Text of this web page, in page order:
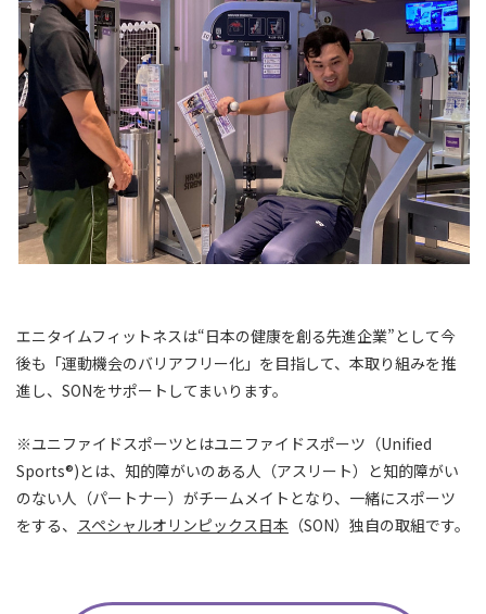
エニタイムフィットネスは“日本の健康を創る先進企業”として今
後も「運動機会のバリアフリー化」を目指して、本取り組みを推
進し、SONをサポートしてまいります。
※ユニファイドスポーツとはユニファイドスポーツ（Unified
Sports®)とは、知的障がいのある人（アスリート）と知的障がい
のない人（パートナー）がチームメイトとなり、一緒にスポーツ
をする、 スペシャルオリンピックス日本 （SON）独自の取組です。